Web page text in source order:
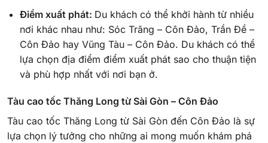
Điểm xuất phát: Du khách có thể khởi hành từ nhiều
nơi khác nhau như: Sóc Trăng – Côn Đảo, Trần Đề –
Côn Đảo hay Vũng Tàu – Côn Đảo. Du khách có thể
lựa chọn địa điểm điểm xuất phát sao cho thuận tiện
và phù hợp nhất với nơi bạn ở.
Tàu cao tốc Thăng Long từ Sài Gòn – Côn Đảo
Tàu cao tốc Thăng Long từ Sài Gòn đến Côn Đảo là sự
lựa chọn lý tưởng cho những ai mong muốn khám phá